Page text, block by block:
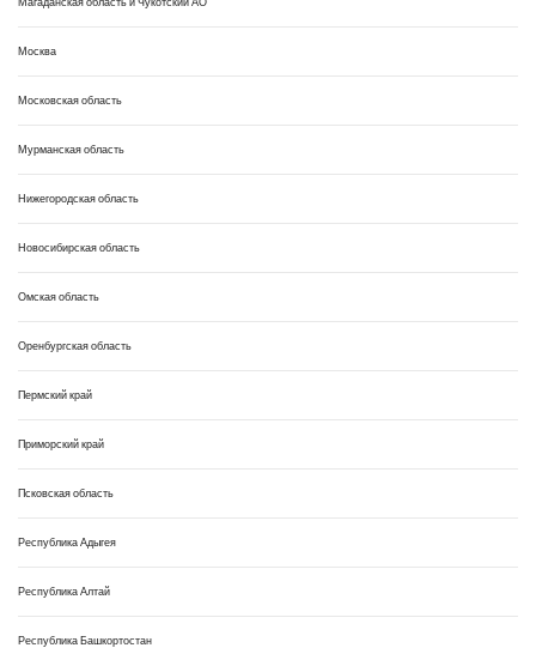
Москва
Московская область
Мурманская область
Нижегородская область
Новосибирская область
Омская область
Оренбургская область
Пермский край
Приморский край
Псковская область
Республика Адыгея
Республика Алтай
Республика Башкортостан